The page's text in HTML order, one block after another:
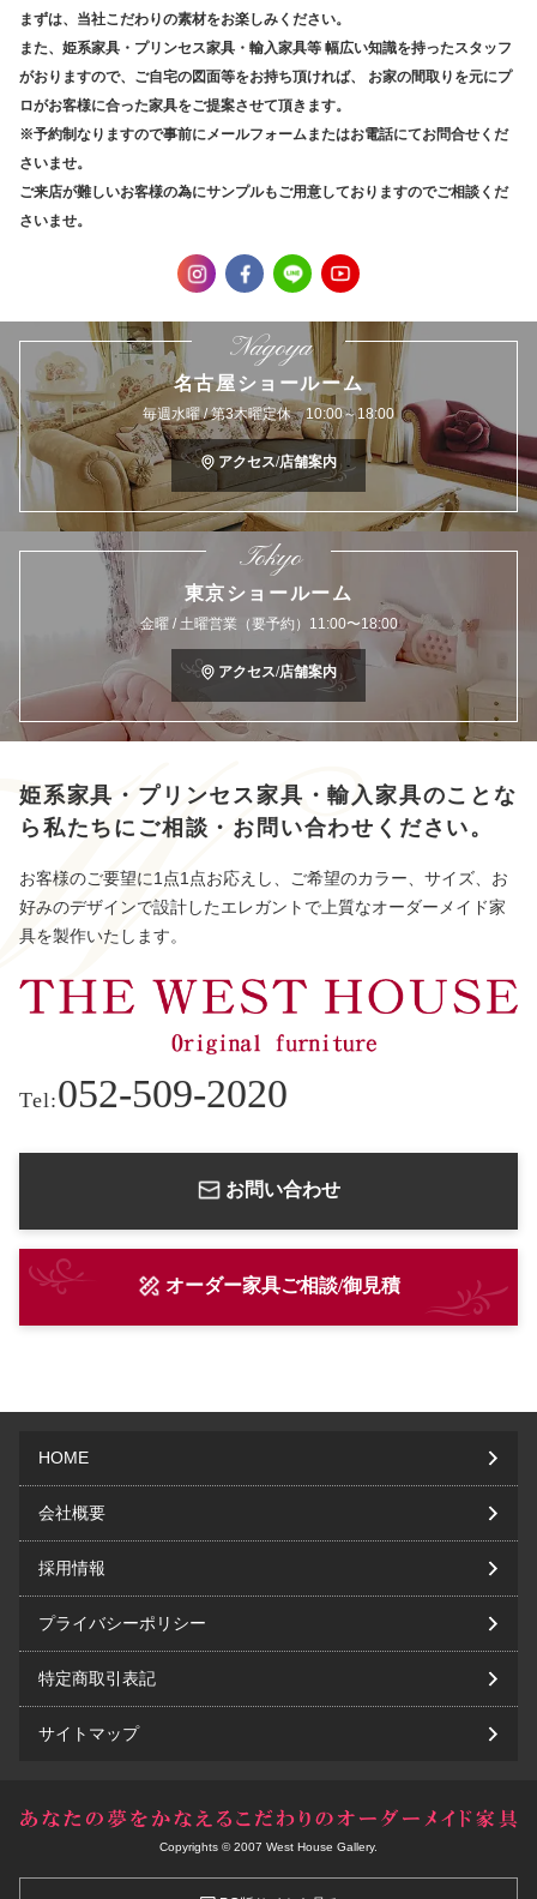
まずは、当社こだわりの素材をお楽しみください。
また、姫系家具・プリンセス家具・輸入家具等 幅広い知識を持ったスタッフ
がおりますので、ご自宅の図面等をお持ち頂ければ、
お家の間取りを元にプ
ロがお客様に合った家具をご提案させて頂きます。
※予約制なりますので事前にメールフォームまたはお電話にてお問合せくだ
さいませ。
ご来店が難しいお客様の為にサンプルもご用意しておりますのでご相談くだ
さいませ。
Nagoya
名古屋ショールーム
毎週水曜 / 第3木曜定休 10:00～18:00
アクセス/店舗案内
Tokyo
東京ショールーム
金曜 / 土曜営業（要予約）11:00〜18:00
アクセス/店舗案内
姫系家具・プリンセス家具・輸入家具のことな
ら 私たちにご相談・お問い合わせください。
お客様のご要望に1点1点お応えし、ご希望のカラー、サイズ、お
好みのデザインで設計したエレガントで上質なオーダーメイド家
具を製作いたします。
Tel:052-509-2020
お問い合わせ
オーダー家具ご相談/御見積
HOME
会社概要
採用情報
プライバシーポリシー
特定商取引表記
サイトマップ
Copyrights © 2007 West House Gallery.